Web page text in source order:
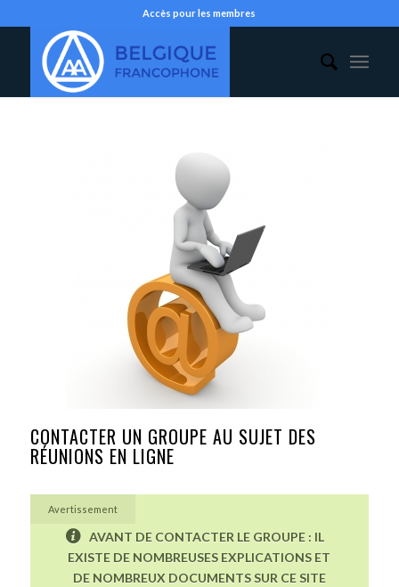
Accès pour les membres
CONTACTER UN GROUPE AU SUJET DES
RÉUNIONS EN LIGNE
Avertissement
AVANT DE CONTACTER LE GROUPE : IL
EXISTE DE NOMBREUSES EXPLICATIONS ET
DE NOMBREUX DOCUMENTS SUR CE SITE